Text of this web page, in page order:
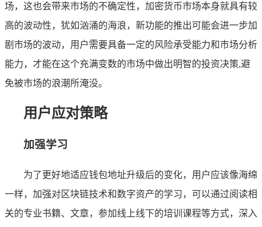
场，这也会带来市场的不确定性，加密货币市场本身就具有较
高的波动性，犹如汹涌的海浪，新功能的推出可能会进一步加
剧市场的波动，用户需要具备一定的风险承受能力和市场分析
能力，才能在这个充满变数的市场中做出明智的投资决策,避
免被市场的浪潮所淹没。
用户应对策略
加强学习
为了更好地适应钱包地址升级后的变化，用户应该像海绵
一样，加强对区块链技术和数字资产的学习，可以通过阅读相
关的专业书籍、文章，参加线上线下的培训课程等方式，深入